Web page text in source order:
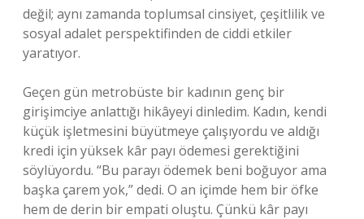
değil; aynı zamanda toplumsal cinsiyet, çeşitlilik ve
sosyal adalet perspektifinden de ciddi etkiler
yaratıyor.
Geçen gün metrobüste bir kadının genç bir
girişimciye anlattığı hikâyeyi dinledim. Kadın, kendi
küçük işletmesini büyütmeye çalışıyordu ve aldığı
kredi için yüksek kâr payı ödemesi gerektiğini
söylüyordu. “Bu parayı ödemek beni boğuyor ama
başka çarem yok,” dedi. O an içimde hem bir öfke
hem de derin bir empati oluştu. Çünkü kâr payı